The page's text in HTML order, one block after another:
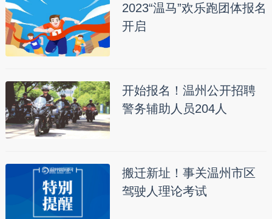
2023“温马”欢乐跑团体报名
开启
开始报名！温州公开招聘
警务辅助人员204人
搬迁新址！事关温州市区
驾驶人理论考试